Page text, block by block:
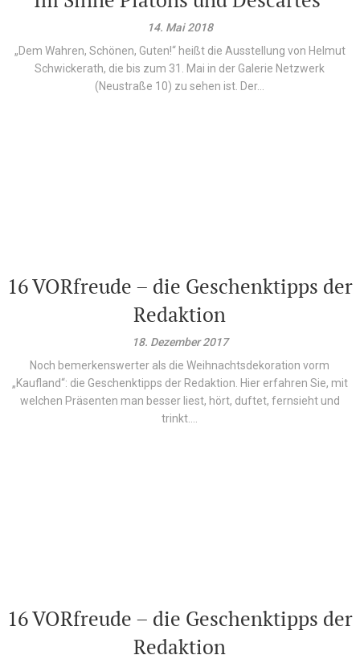
14. Mai 2018
„Dem Wahren, Schönen, Guten!“ heißt die Ausstellung von Helmut
Schwickerath, die bis zum 31. Mai in der Galerie Netzwerk
(Neustraße 10) zu sehen ist. Der...
16 VORfreude – die Geschenktipps der
Redaktion
18. Dezember 2017
Noch bemerkenswerter als die Weihnachtsdekoration vorm
„Kaufland“: die Geschenktipps der Redaktion. Hier erfahren Sie, mit
welchen Präsenten man besser liest, hört, duftet, fernsieht und
trinkt....
16 VORfreude – die Geschenktipps der
Redaktion